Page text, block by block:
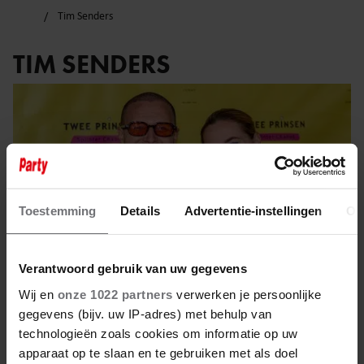
Toestemming Details Advertentie-instellingen
Verantwoord gebruik van uw gegevens
Wij en onze 1022 partners verwerken je persoonlijke
gegevens (bijv. uw IP-adres) met behulp van
technologieën zoals cookies om informatie op uw
apparaat op te slaan en te gebruiken met als doel
Tim Senders
TIM SENDERS
7 april 2026